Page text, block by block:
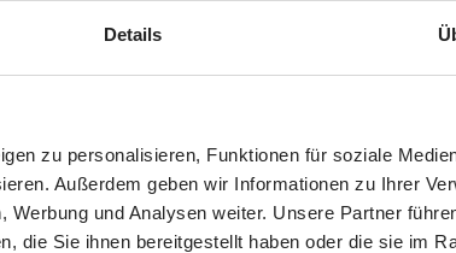
Details
zu personalisieren, Funktionen für soziale
Außerdem geben wir Informationen zu Ihrer
und Analysen weiter. Unsere Partner
die Sie ihnen bereitgestellt haben oder die sie im